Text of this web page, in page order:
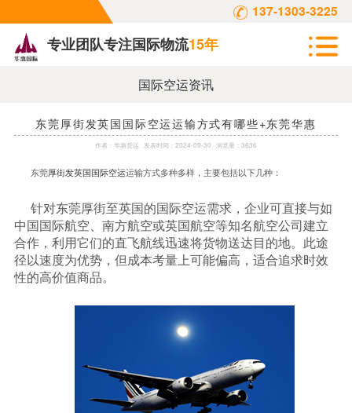
137-1303-3225
专业团队专注国际物流15年
国际空运资讯
东莞厚街发英国国际空运运输方式有哪些+东莞华惠
作者：华惠货运 发表时间： 2024-09-30 浏览量：3636
东莞厚街发英国国际空运运输方式多种多样，主要包括以下几种：
针对东莞厚街至英国的国际空运需求，企业可直接与如
中国国际航空、南方航空或英国航空等知名航空公司建立
合作，利用它们的直飞航线迅速将货物送达目的地。此途
径以速度为优势，但成本考量上可能偏高，适合追求时效
性的高价值商品。